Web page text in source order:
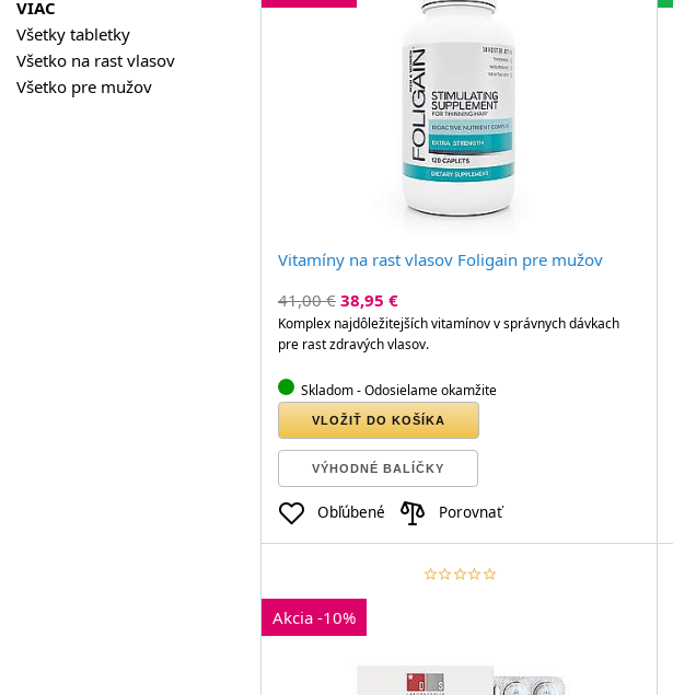
VIAC
Všetky tabletky
Všetko na rast vlasov
Všetko pre mužov
Vitamíny na rast vlasov Foligain pre mužov
41,00 € 38,95 €
Komplex najdôležitejších vitamínov v správnych dávkach
pre rast zdravých vlasov.
Skladom- Odosielame okamžite
VLOŽIŤ DO KOŠÍKA
VÝHODNÉ BALÍČKY
Obľúbené Porovnať
Akcia -10%
star_borderstar_borderstar_borderstar_borderstar_border
starstarstarstarstar